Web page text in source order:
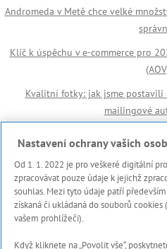
Andromeda v Metě chce velké
Klíč k úspěchu v e-commerce pro
Kvalitní fotky: jak jsme
mailingové
Důležité
🏆
Prohlášení s
Zásady ochrany osobních dat a
Nastavení ochrany vašich
Od 1. 1. 2022 je pro veškeré digitální
zpracovávat pouze údaje k jejichž
souhlas. Mezi tyto údaje patří
získaná či ukládaná do souborů
vašem prohlížeči).
Když kliknete na „Povolit vše“,